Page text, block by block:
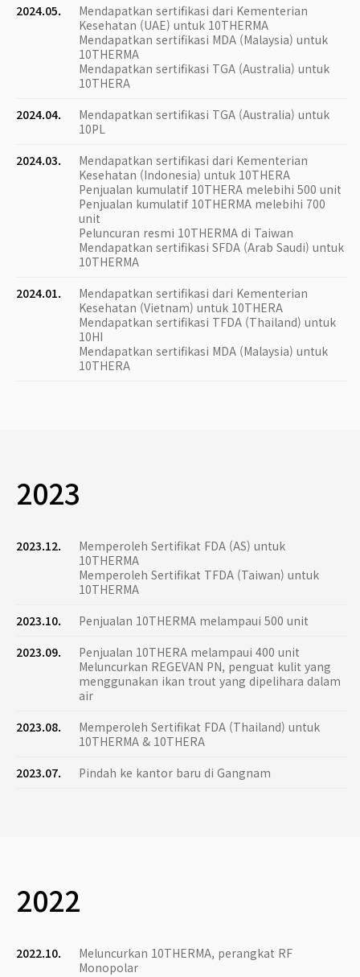
2024.05.
Mendapatkan sertifikasi dari Kementerian
Kesehatan (UAE) untuk 10THERMA
Mendapatkan sertifikasi MDA (Malaysia) untuk
10THERMA
Mendapatkan sertifikasi TGA (Australia) untuk
10THERA
2024.04.
Mendapatkan sertifikasi TGA (Australia) untuk
10PL
2024.03.
Mendapatkan sertifikasi dari Kementerian
Kesehatan (Indonesia) untuk 10THERA
Penjualan kumulatif 10THERA melebihi 500 unit
Penjualan kumulatif 10THERMA melebihi 700
unit
Peluncuran resmi 10THERMA di Taiwan
Mendapatkan sertifikasi SFDA (Arab Saudi) untuk
10THERMA
2024.01.
Mendapatkan sertifikasi dari Kementerian
Kesehatan (Vietnam) untuk 10THERA
Mendapatkan sertifikasi TFDA (Thailand) untuk
10HI
Mendapatkan sertifikasi MDA (Malaysia) untuk
10THERA
2023
2023.12.
Memperoleh Sertifikat FDA (AS) untuk
10THERMA
Memperoleh Sertifikat TFDA (Taiwan) untuk
10THERMA
2023.10.
Penjualan 10THERMA melampaui 500 unit
2023.09.
Penjualan 10THERA melampaui 400 unit
Meluncurkan REGEVAN PN, penguat kulit yang
menggunakan ikan trout yang dipelihara dalam
air
2023.08.
Memperoleh Sertifikat FDA (Thailand) untuk
10THERMA & 10THERA
2023.07.
Pindah ke kantor baru di Gangnam
2022
2022.10.
Meluncurkan 10THERMA, perangkat RF
Monopolar